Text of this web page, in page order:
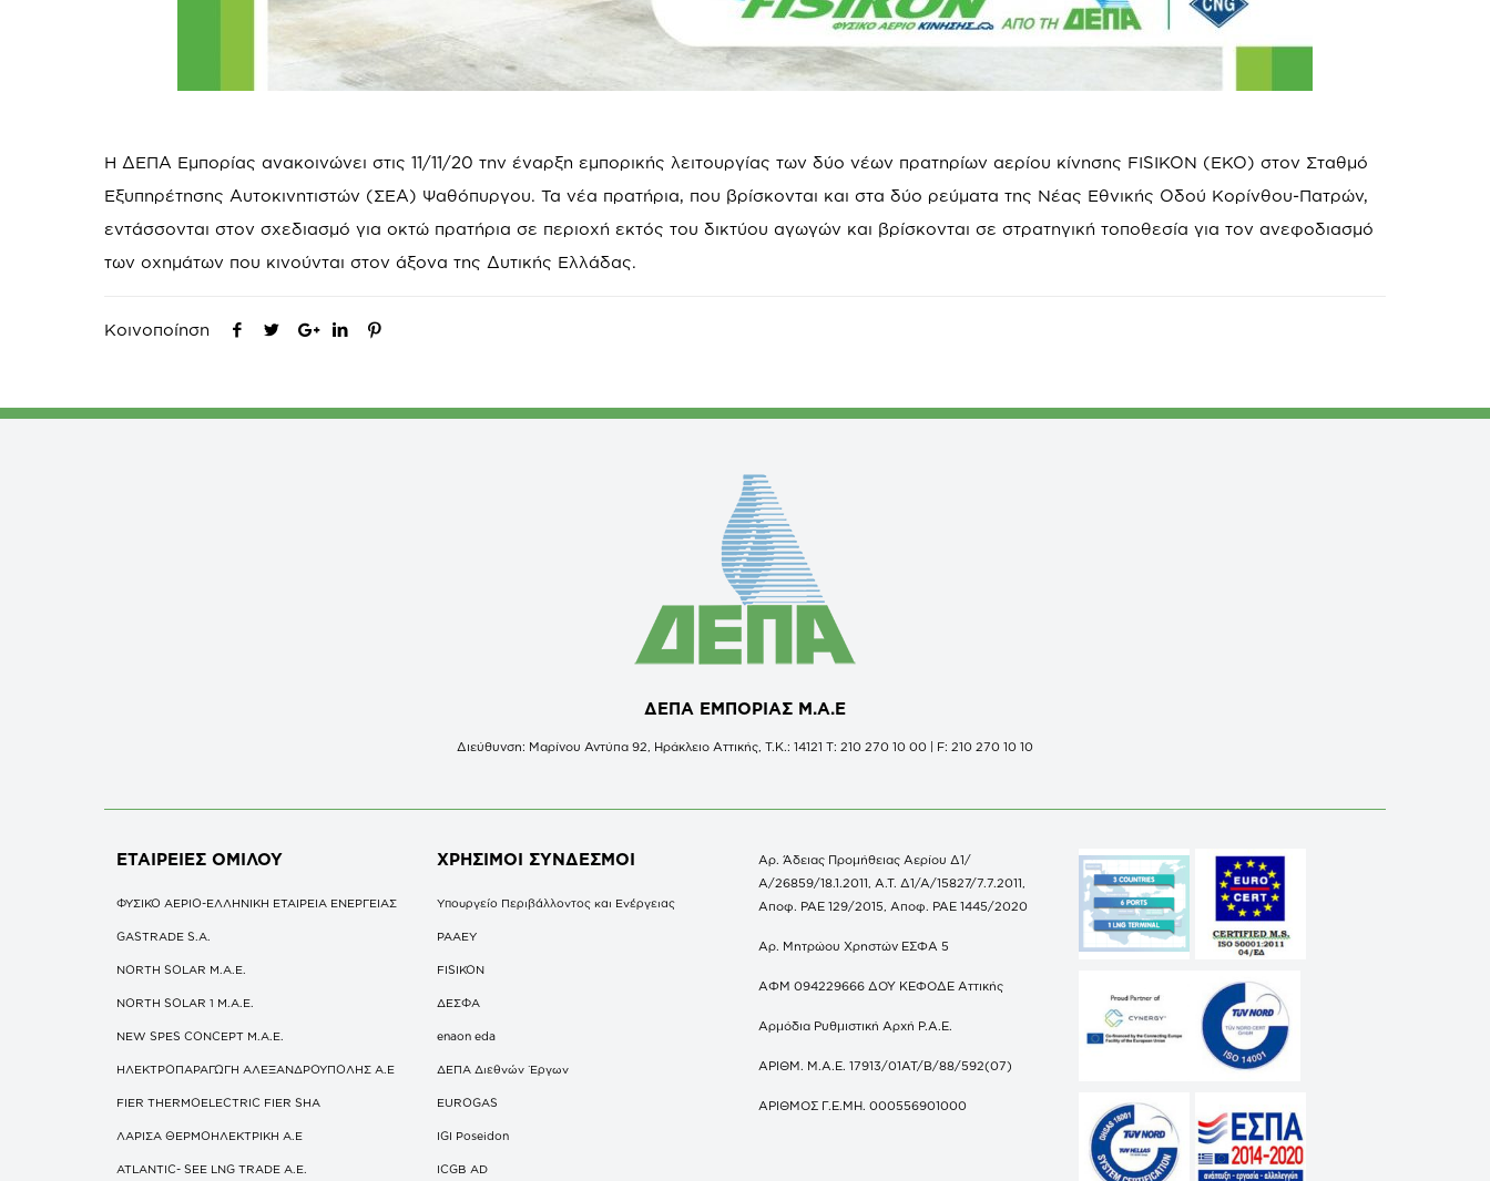
Η ΔΕΠΑ Εμπορίας ανακοινώνει στις 11/11/20 την έναρξη εμπορικής λειτουργίας των δύο νέων πρατηρίων αερίου κίνησης FISIKON (EKO) στον Σταθμό
Εξυπηρέτησης Αυτοκινητιστών (ΣΕΑ) Ψαθόπυργου. Τα νέα πρατήρια, που βρίσκονται και στα δύο ρεύματα της Νέας Εθνικής Οδού Κορίνθου-Πατρών,
εντάσσονται στον σχεδιασμό για οκτώ πρατήρια σε περιοχή εκτός του δικτύου αγωγών και βρίσκονται σε στρατηγική τοποθεσία για τον ανεφοδιασμό
των οχημάτων που κινούνται στον άξονα της Δυτικής Ελλάδας.
Κοινοποίηση
ΔΕΠΑ ΕΜΠΟΡΙΑΣ Μ.Α.Ε
Διεύθυνση: Μαρίνου Αντύπα 92, Ηράκλειο Αττικής, Τ.Κ.: 14121 Τ: 210 270 10 00 | F: 210 270 10 10
ΕΤΑΙΡΕΙΕΣΟΜΙΛΟΥ
ΦΥΣΙΚΟ ΑΕΡΙΟ-ΕΛΛΗΝΙΚΗ ΕΤΑΙΡΕΙΑ ΕΝΕΡΓΕΙΑΣ
GASTRADE S.A.
NORTH SOLAR M.Α.Ε.
NORTH SOLAR 1 M.Α.Ε.
NEW SPES CONCEPT Μ.Α.Ε.
ΗΛΕΚΤΡΟΠΑΡΑΓΩΓΗ ΑΛΕΞΑΝΔΡΟΥΠΟΛΗΣ A.E
FIER THERMOELECTRIC FIER SHA
ΛΑΡΙΣΑ ΘΕΡΜΟΗΛΕΚΤΡΙΚΗ A.E
ATLANTIC- SEE LNG TRADE A.E.
ΧΡΗΣΙΜΟΙ ΣΥΝΔΕΣΜΟΙ
Υπουργείο Περιβάλλοντος και Ενέργειας
ΡΑΑΕΥ
FISIKON
ΔΕΣΦΑ
enaon eda
ΔΕΠΑ Διεθνών Έργων
EUROGAS
IGI Poseidon
ICGB AD
Αρ. Άδειας Προμήθειας Αερίου Δ1/
Α/26859/18.1.2011, Α.Τ. Δ1/Α/15827/7.7.2011,
Αποφ. ΡΑΕ 129/2015, Αποφ. ΡΑΕ 1445/2020
Αρ. Μητρώου Χρηστών ΕΣΦΑ 5
ΑΦΜ 094229666 ΔΟΥ ΚΕΦΟΔΕ Αττικής
Αρμόδια Ρυθμιστική Αρχή Ρ.Α.Ε.
ΑΡΙΘΜ. Μ.Α.Ε. 17913/01ΑΤ/Β/88/592(07)
ΑΡΙΘΜΟΣ Γ.Ε.ΜΗ. 000556901000